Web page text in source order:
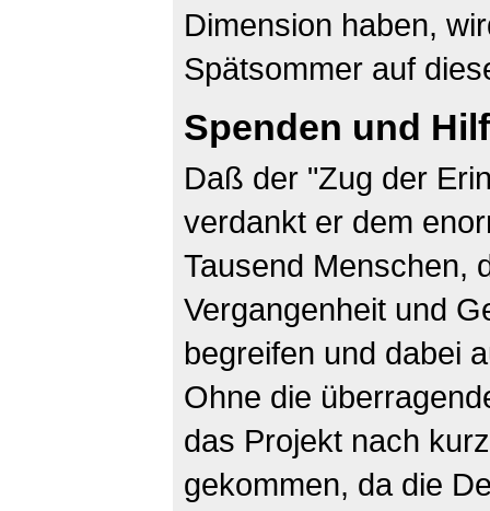
Dimension haben,
Spätsommer auf
Spenden und
Daß der "Zug der
verdankt er dem
Tausend Menschen,
Vergangenheit und
begreifen und dabei
Ohne die
das Projekt nach
gekommen, da die